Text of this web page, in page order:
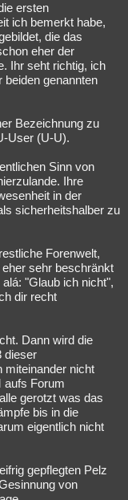
ersten
ich bemerkt habe,
die das
eher der
Ihr seht richtig, ich
beiden genannten
Bezeichnung zu
User (U-U).
Sinn von
Ihre
in der
sicherheitshalber zu
Forenwelt,
sehr beschränkt
"Glaub ich nicht",
dir recht
Dann wird die
dieser
miteinander nicht
aufs Forum
gerotzt was das
bis in die
eigentlich nicht
gepflegten Pelz
von